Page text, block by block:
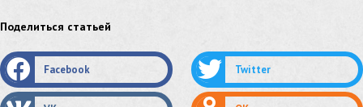
труба оцинкованная труба нержавеющая
труба стальная сетка нержавеющая
Поделиться статьей
Facebook Twitter